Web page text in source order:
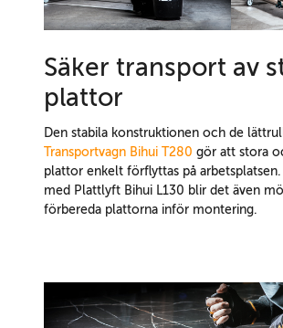
Säker transport av
plattor
Den stabila konstruktionen och de
Transportvagn Bihui T280 gör att stora
plattor enkelt förflyttas på
med Plattlyft Bihui L130 blir det även
förbereda plattorna inför montering.